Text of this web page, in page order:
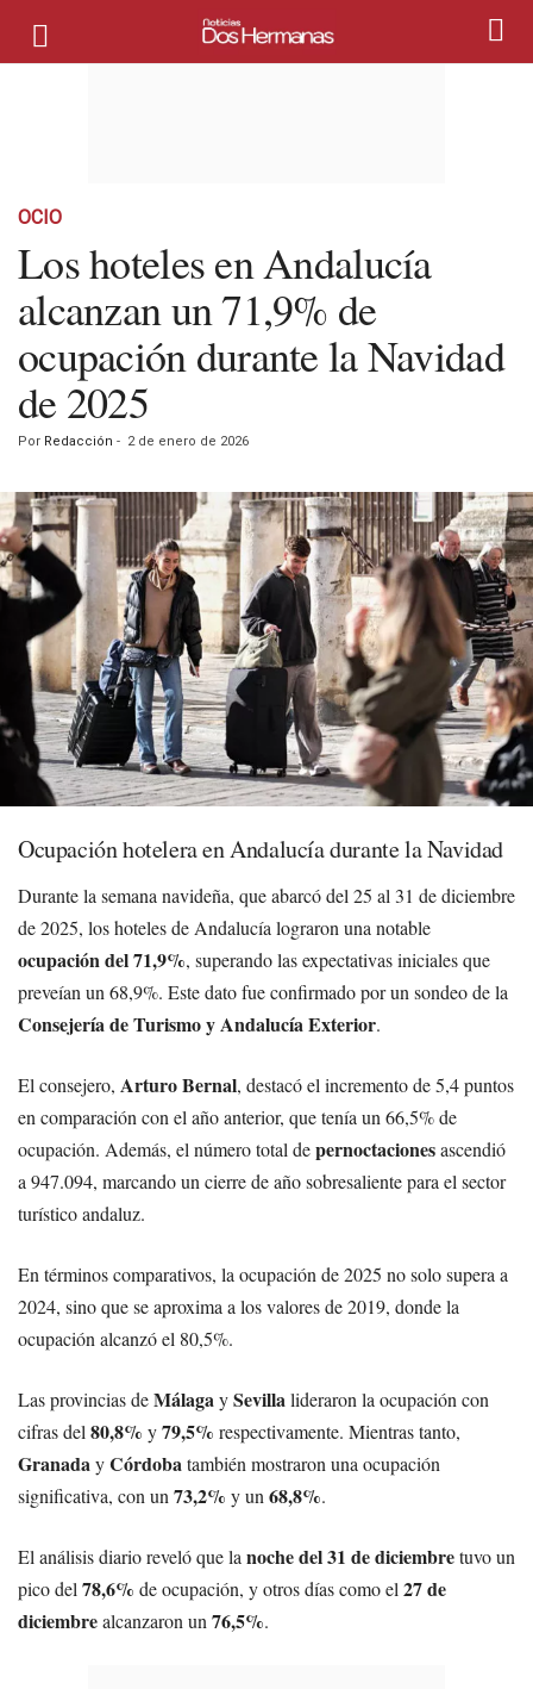
OCIO
Los hoteles en Andalucía
alcanzan un 71,9% de
ocupación durante la Navidad
de 2025
Por Redacción - 2 de enero de 2026
Ocupación hotelera en Andalucía durante la Navidad
Durante la semana navideña, que abarcó del 25 al 31 de diciembre
de 2025, los hoteles de Andalucía lograron una notable
ocupación del 71,9%, superando las expectativas iniciales que
preveían un 68,9%. Este dato fue confirmado por un sondeo de la
Consejería de Turismo y Andalucía Exterior.
El consejero, Arturo Bernal, destacó el incremento de 5,4 puntos
en comparación con el año anterior, que tenía un 66,5% de
ocupación. Además, el número total depernoctacionesascendió
a 947.094, marcando un cierre de año sobresaliente para el sector
turístico andaluz.
En términos comparativos, la ocupación de 2025 no solo supera a
2024, sino que se aproxima a los valores de 2019, donde la
ocupación alcanzó el 80,5%.
Las provincias deMálagaySevillalideraron la ocupación con
cifras del 80,8% y79,5% respectivamente. Mientras tanto,
GranadayCórdobatambién mostraron una ocupación
significativa, con un 73,2% y un 68,8%.
El análisis diario reveló que la noche del 31 de diciembretuvo un
pico del 78,6% de ocupación, y otros días como el 27 de
diciembrealcanzaron un 76,5%.